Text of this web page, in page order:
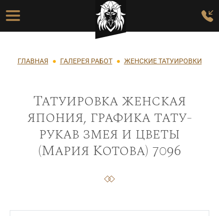
Перейти к основному содержанию
Основная навигация
Строка навигации
ГЛАВНАЯ ГАЛЕРЕЯ РАБОТ ЖЕНСКИЕ ТАТУИРОВКИ
Татуировка женская
япония, графика тату-
рукав змея и цветы
(Мария Котова) 7096